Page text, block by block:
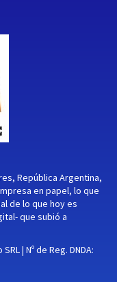
República Argentina,
en papel, lo que
de lo que hoy es
que subió a
| Nº de Reg. DNDA: